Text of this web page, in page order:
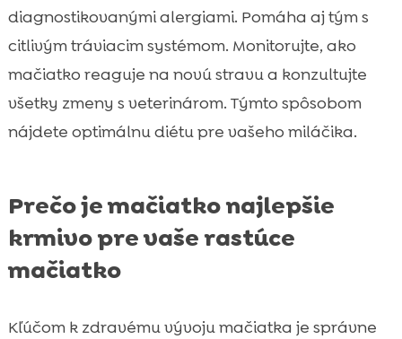
diagnostikovanými alergiami. Pomáha aj tým s
citlivým tráviacim systémom. Monitorujte, ako
mačiatko reaguje na novú stravu a konzultujte
všetky zmeny s veterinárom. Týmto spôsobom
nájdete optimálnu diétu pre vašeho miláčika.
Prečo je mačiatko najlepšie
krmivo pre vaše rastúce
mačiatko
Kľúčom k zdravému vývoju mačiatka je správne